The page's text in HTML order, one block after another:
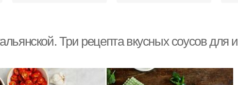
Три рецепта вкусных соусов для